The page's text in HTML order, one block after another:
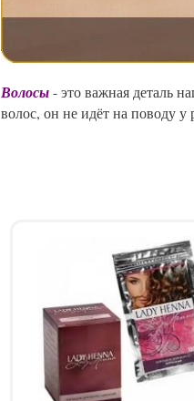
Волосы- это важная деталь
волос, он не идёт на поводу